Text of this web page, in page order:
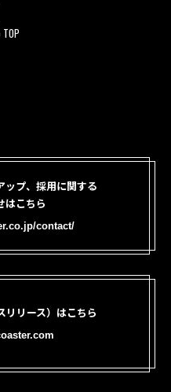
TOP
ップ、採用に関する
はこちら
contact/
リリース）はこちら